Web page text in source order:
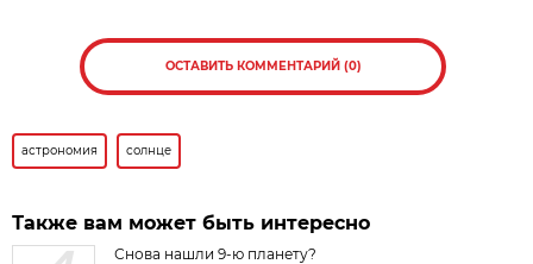
ОСТАВИТЬ КОММЕНТАРИЙ (0)
астрономия солнце
Также вам может быть интересно
Снова нашли 9-ю планету?